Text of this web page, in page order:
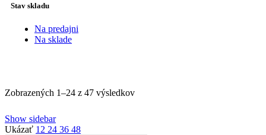
Stav skladu
Na predajni
Na sklade
Zobrazených 1–24 z 47 výsledkov
Show sidebar
Ukázať 12 24 36 48